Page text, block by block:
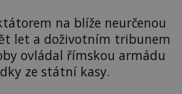
na blíže neurčenou
let a doživotním tribunem
ovládal římskou armádu
ze státní kasy.